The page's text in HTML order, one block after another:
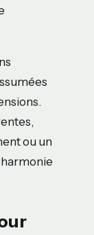
ou un